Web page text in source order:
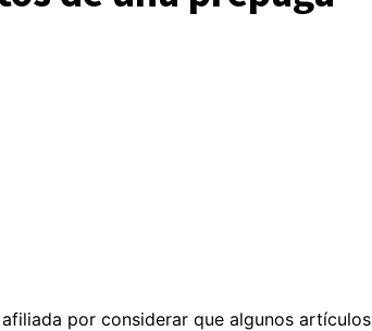
por considerar que algunos artículos